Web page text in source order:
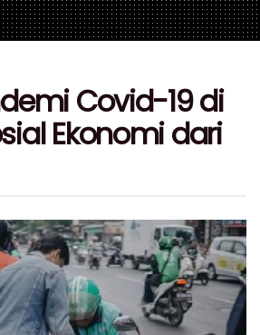
Covid-19 di
Ekonomi dari